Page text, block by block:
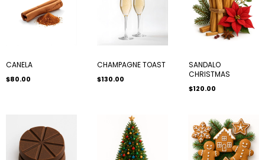
CANELA
$80.00
CHAMPAGNE TOAST
$130.00
SANDALO
CHRISTMAS
$120.00